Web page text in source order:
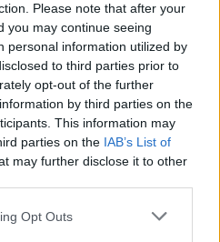
Please note that after your
you may continue seeing
personal information utilized by
to third parties prior to
opt-out of the further
by third parties on the
This information may
parties on the IAB’s List of
may further disclose it to other
app uses one or more Google
Opt Outs
κρυπτοχριστιανούς
του Πυρρίχιου